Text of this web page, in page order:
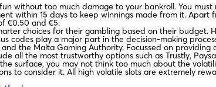
without too much damage to your bankroll. You
within 15 days to keep winnings made from it. Apart
€0.50 and €5.
choices for their gambling based on their budget.
codes play a major part in the decision-making
the Malta Gaming Authority. Focussed on
all the most trustworthy options such as Trustly,
surface, you may not think too much about the
to consider it. All high volatile slots are extremely